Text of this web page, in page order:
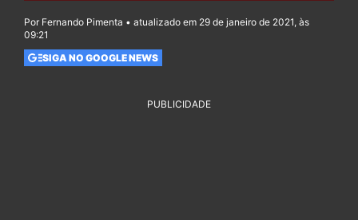
Por Fernando Pimenta • atualizado em 29 de janeiro de 2021, às
09:21
SIGA NO GOOGLE NEWS
PUBLICIDADE